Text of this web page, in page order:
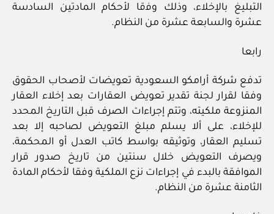
اﻟﺘﺒﻠﻴﻎ ﺑﺎﻹﺧﻼء، وذﻟﻚ وﻓقا ﻷﺣﻜﺎم المادتين اﻟﺴﺎدﺳﺔ
ﻋﺸﺮة واﻟﺴﺎﺑﻌﺔ ﻋﺸﺮة ﻣﻦ اﻟﻨﻈﺎم.
رابعا
ﺗﺪﻓﻊ ﺷﺮﻛﺔ أراﻣﻜﻮ اﻟﺴﻌﻮدﻳﺔ ﺗﻌﻮﻳﻀﺎت لأصحاب الحقوق
وﻓﻘﺎ ﻟﻘﺮار لجنة ﺗﻘﺪﻳﺮ ﺗﻌﻮﻳﺾ اﻟﻌﻘﺎرات ﺑﻌﺪ إﺧﻼء اﻟﻌﻘﺎر
المنزوعة ﻣﻠﻜﻴﺘﻪ، وﺗﺘﻢ إﺟﺮاءات اﻟﺼﺮف ﻗﺒﻞ اﻟﺘﺎرﻳﺦ المحدد
ﻟﻺﺧﻼء، ﻋﻠﻰ أﻻ ﻳﺴﻠﻢ ﻣﺒﻠﻎ اﻟﺘﻌﻮﻳﺾ ﻟﺼﺎﺣﺒﻪ إﻻ ﺑﻌﺪ
ﺗﺴﻠﻴﻢ اﻟﻌﻘﺎر، وﺗﻮﺛﻴﻘﻪ ﺑﻮاﺳﻄ ﻛﺎﺗﺐ اﻟﻌﺪل أو المحكمة،
وﻳﺼﺮف اﻟﺘﻌﻮﻳﺾ ﺧﻼل سنتين ﻣﻦ ﺗﺎرﻳﺦ ﺻﺪور ﻗﺮار
الموافقة ﺑﺎﻟﺒﺪء في إﺟﺮاءات ﻧﺰع الملكية وﻓﻘﺎ لأحكام المادة
اﻟﺜﺎﻣﻨﺔ ﻋﺸﺮة ﻣﻦ اﻟﻨﻈﺎم.